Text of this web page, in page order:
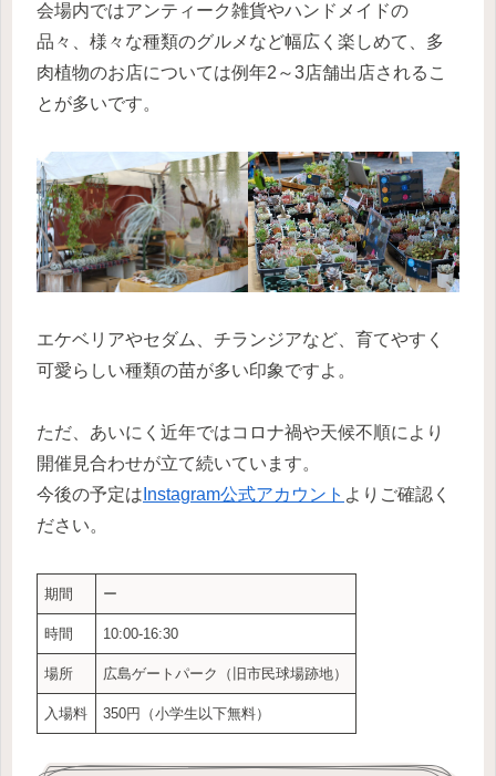
会場内ではアンティーク雑貨やハンドメイドの
品々、様々な種類のグルメなど幅広く楽しめて、多
肉植物のお店については例年2～3店舗出店されるこ
とが多いです。
エケベリアやセダム、チランジアなど、育てやすく
可愛らしい種類の苗が多い印象ですよ。
ただ、あいにく近年ではコロナ禍や天候不順により
開催見合わせが立て続いています。
今後の予定は Instagram公式アカウント よりご確認く
ださい。
期間 ー
時間 10:00-16:30
場所 広島ゲートパーク（旧市民球場跡地）
入場料 350円（小学生以下無料）